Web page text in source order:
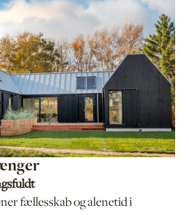
fællesskab og alenetid i